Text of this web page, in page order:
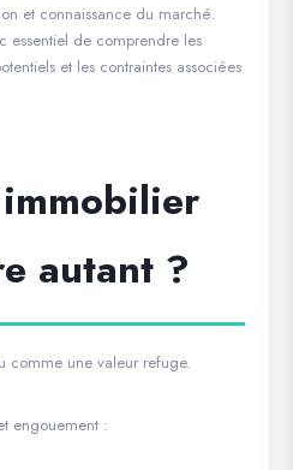
et connaissance du marché.
essentiel de comprendre les
et les contraintes associées
autant ?
comme une valeur refuge.
engouement :